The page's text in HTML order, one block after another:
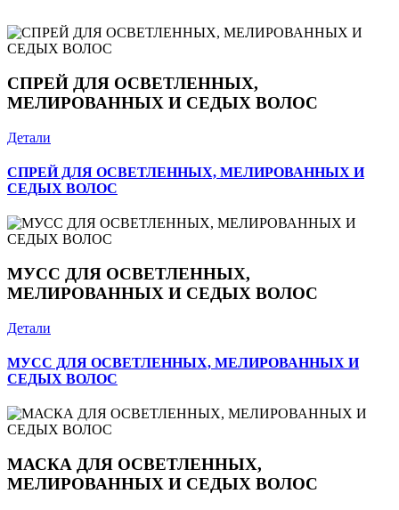
СПРЕЙ ДЛЯ ОСВЕТЛЕННЫХ,
МЕЛИРОВАННЫХ И СЕДЫХ ВОЛОС
Детали
СПРЕЙ ДЛЯ ОСВЕТЛЕННЫХ, МЕЛИРОВАННЫХ И
СЕДЫХ ВОЛОС
МУСС ДЛЯ ОСВЕТЛЕННЫХ,
МЕЛИРОВАННЫХ И СЕДЫХ ВОЛОС
Детали
МУСС ДЛЯ ОСВЕТЛЕННЫХ, МЕЛИРОВАННЫХ И
СЕДЫХ ВОЛОС
МАСКА ДЛЯ ОСВЕТЛЕННЫХ,
МЕЛИРОВАННЫХ И СЕДЫХ ВОЛОС